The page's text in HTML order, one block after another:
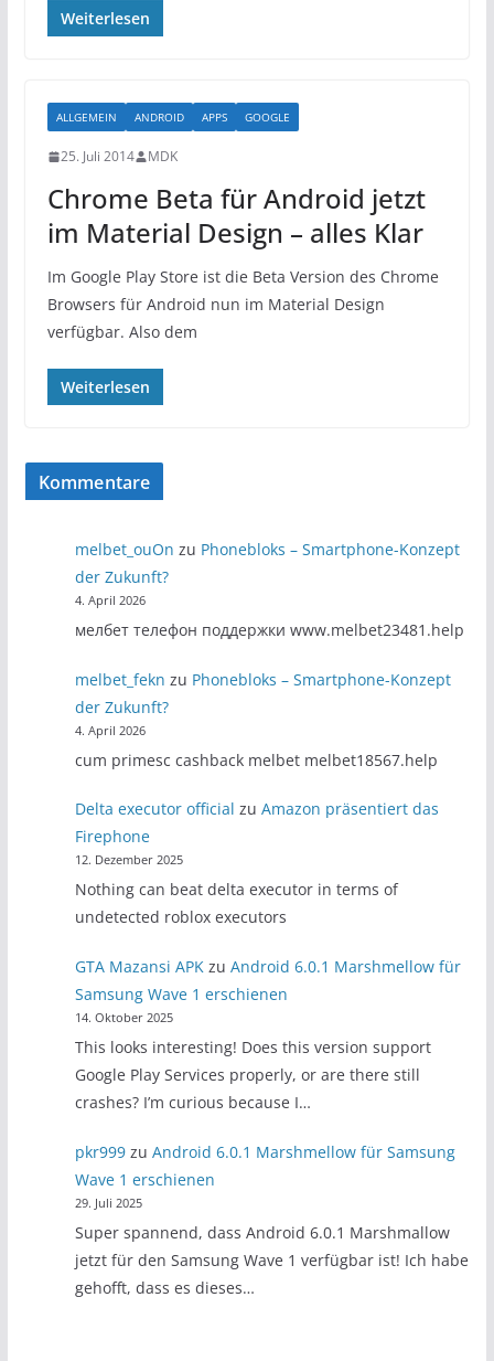
Weiterlesen
ALLGEMEIN ANDROID APPS GOOGLE
25. Juli 2014 MDK
Chrome Beta für Android jetzt
im Material Design – alles Klar
Im Google Play Store ist die Beta Version des Chrome
Browsers für Android nun im Material Design
verfügbar. Also dem
Weiterlesen
Kommentare
melbet_ouOn zu Phonebloks – Smartphone-Konzept
der Zukunft?
4. April 2026
мелбет телефон поддержки www.melbet23481.help
melbet_fekn zu Phonebloks – Smartphone-Konzept
der Zukunft?
4. April 2026
cum primesc cashback melbet melbet18567.help
Delta executor official zuAmazon präsentiert das
Firephone
12. Dezember 2025
Nothing can beat delta executor in terms of
undetected roblox executors
GTA Mazansi APK zuAndroid 6.0.1 Marshmellow für
Samsung Wave 1 erschienen
14. Oktober 2025
This looks interesting! Does this version support
Google Play Services properly, or are there still
crashes? I’m curious because I…
pkr999 zuAndroid 6.0.1 Marshmellow für Samsung
Wave 1 erschienen
29. Juli 2025
Super spannend, dass Android 6.0.1 Marshmallow
jetzt für den Samsung Wave 1 verfügbar ist! Ich habe
gehofft, dass es dieses…